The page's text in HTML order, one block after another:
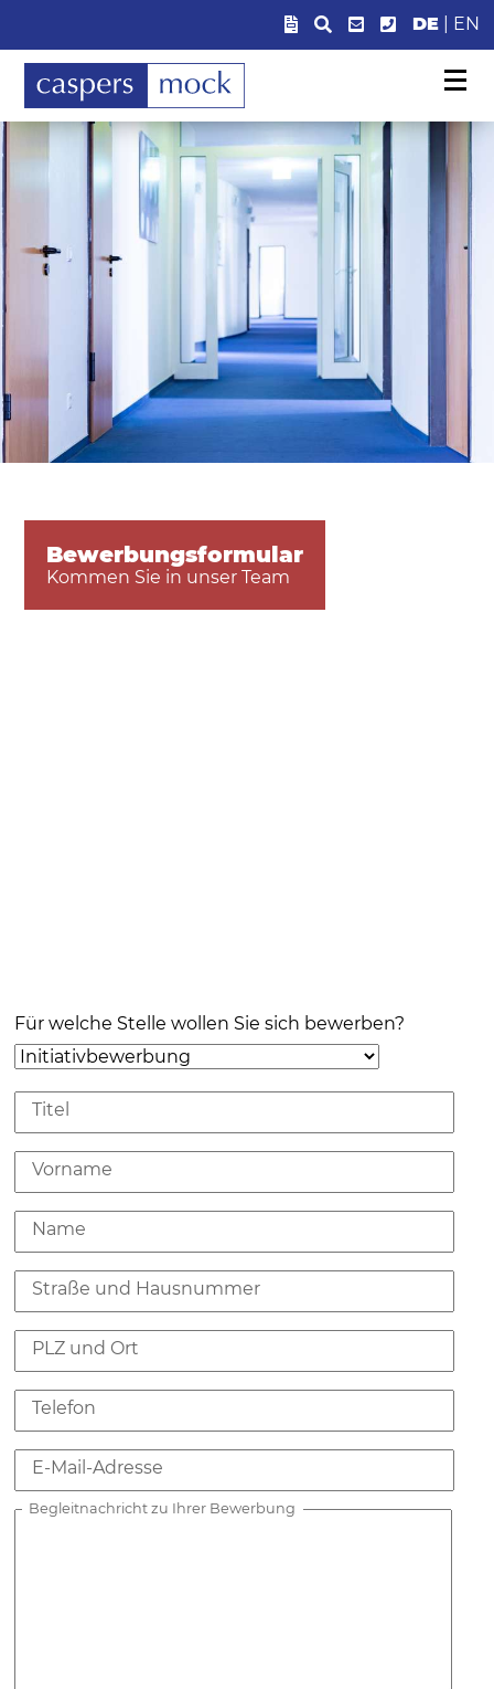
DE| EN
Bewerbungsformular
Kommen Sie in unser Team
Für welche Stelle wollen Sie sich bewerben?
Titel
Vorname
Name
Straße und Hausnummer
PLZ und Ort
Telefon
E-Mail-Adresse
Begleitnachricht zu Ihrer Bewerbung